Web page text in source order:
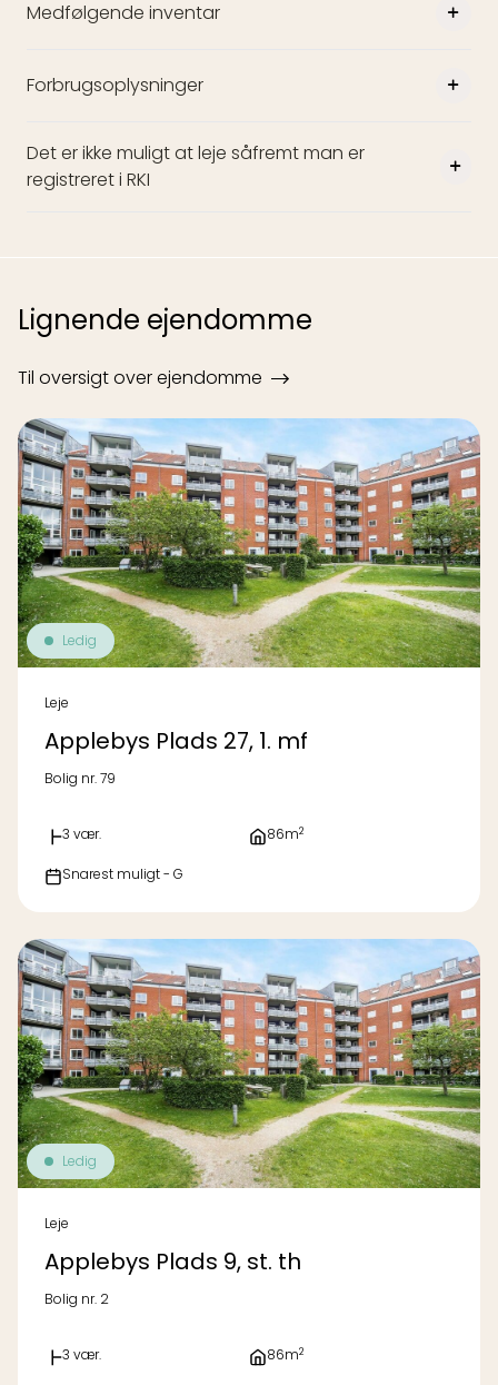
Medfølgende inventar
Forbrugsoplysninger
Det er ikke muligt at leje såfremt man er
registreret i RKI
Lignende ejendomme
Til oversigt over ejendomme
Ledig
Leje
Applebys Plads 27, 1. mf
Bolig nr. 79
3 vær. 86m2
Snarest muligt - G
Ledig
Leje
Applebys Plads 9, st. th
Bolig nr. 2
3 vær. 86m2